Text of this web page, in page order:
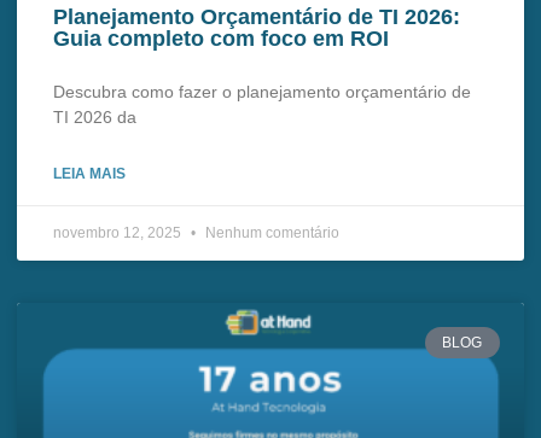
Planejamento Orçamentário de TI 2026:
Guia completo com foco em ROI
Descubra como fazer o planejamento orçamentário de
TI 2026 da
LEIA MAIS
novembro 12, 2025 Nenhum comentário
BLOG